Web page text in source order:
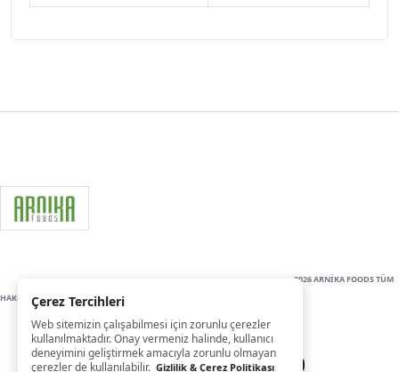
2026 ARNİKA FOODS TÜM
HAKLARI SAKLIDIR
Çerez Tercihleri
Web sitemizin çalışabilmesi için zorunlu çerezler
kullanılmaktadır. Onay vermeniz halinde, kullanıcı
deneyimini geliştirmek amacıyla zorunlu olmayan
çerezler de kullanılabilir. Gizlilik & Çerez Politikası